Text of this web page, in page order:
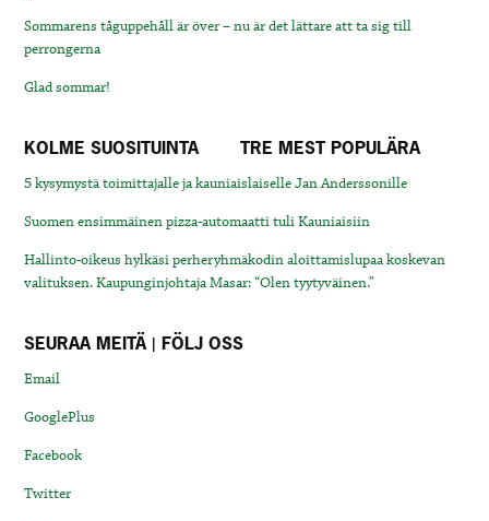
Sommarens tåguppehåll är över – nu är det lättare att ta sig till
perrongerna
Glad sommar!
KOLME SUOSITUINTA TRE MEST POPULÄRA
5 kysymystä toimittajalle ja kauniaislaiselle Jan Anderssonille
Suomen ensimmäinen pizza-automaatti tuli Kauniaisiin
Hallinto-oikeus hylkäsi perheryhmäkodin aloittamislupaa koskevan
valituksen. Kaupunginjohtaja Masar: “Olen tyytyväinen.”
SEURAA MEITÄ | FÖLJ OSS
Email
GooglePlus
Facebook
Twitter